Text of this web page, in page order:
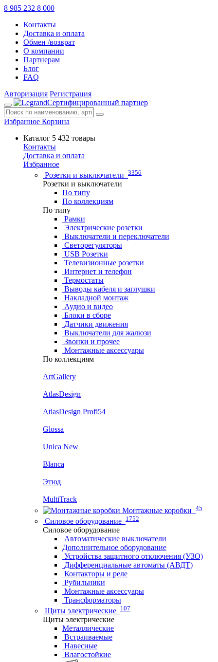
8 985 232 8 000
Контакты
Доставка и оплата
Обмен /возврат
О компании
Партнерам
Блог
FAQ
Авторизация Регистрация
Сертифицированный партнер
Избранное Корзина
Каталог 5 432 товары
Контакты
Доставка и оплата
Избранное
Розетки и выключатели 3356
Розетки и выключатели
По типу
По коллекциям
По типу
Рамки
Электрические розетки
Выключатели и переключатели
Светорегуляторы
USB Розетки
Телевизионные розетки
Интернет и телефон
Термостаты
Выводы кабеля и заглушки
Накладной монтаж
Аудио и видео
Блоки в сборе
Датчики движения
Выключатели для жалюзи
Звонки и прочее
Монтажные аксессуары
По коллекциям
ArtGallery
AtlasDesign
AtlasDesign Profi54
Glossa
Unica New
Blanca
Этюд
MultiTrack
Монтажные коробки 45
Силовое оборудование 1752
Силовое оборудование
Автоматические выключатели
Дополнительное оборудование
Устройства защитного отключения (УЗО)
Дифференциальные автоматы (АВДТ)
Контакторы и реле
Рубильники
Монтажные аксессуары
Трансформаторы
Щиты электрические 107
Щиты электрические
Металлические
Встраиваемые
Навесные
Влагостойкие